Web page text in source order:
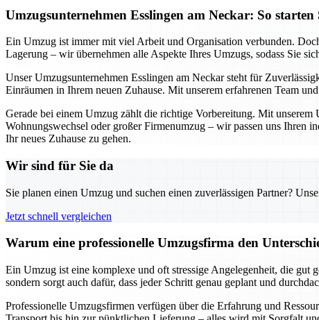
Umzugsunternehmen Esslingen am Neckar: So
Ein Umzug ist immer mit viel Arbeit und Organisation verbunden.
Lagerung – wir übernehmen alle Aspekte Ihres Umzugs, sodass Sie
Unser Umzugsunternehmen Esslingen am Neckar steht für
Einräumen in Ihrem neuen Zuhause. Mit unserem erfahrenen Team
Gerade bei einem Umzug zählt die richtige Vorbereitung. Mit
Wohnungswechsel oder großer Firmenumzug – wir passen uns Ihren
Ihr neues Zuhause zu gehen.
Wir sind für Sie da
Sie planen einen Umzug und suchen einen zuverlässigen Partner?
Jetzt schnell vergleichen
Warum eine professionelle Umzugsfirma den
Ein Umzug ist eine komplexe und oft stressige Angelegenheit, die
sondern sorgt auch dafür, dass jeder Schritt genau geplant und
Professionelle Umzugsfirmen verfügen über die Erfahrung und